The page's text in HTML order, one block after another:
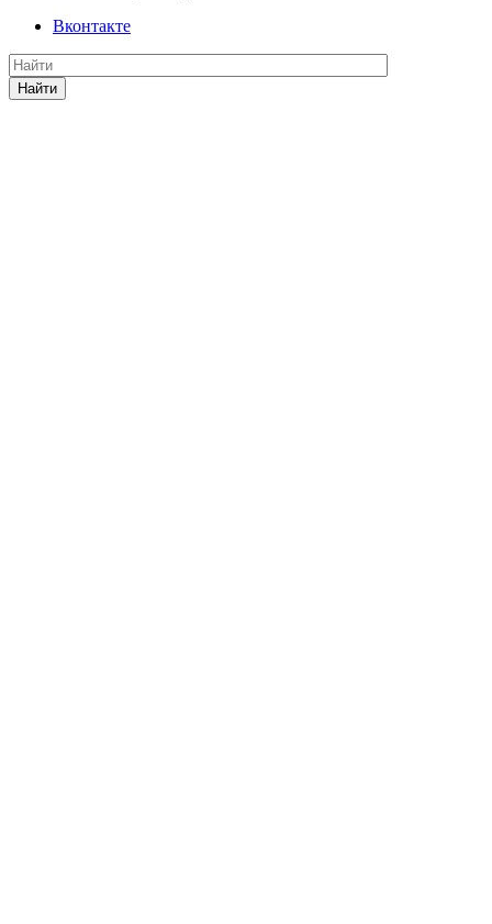
Вконтакте
Найти